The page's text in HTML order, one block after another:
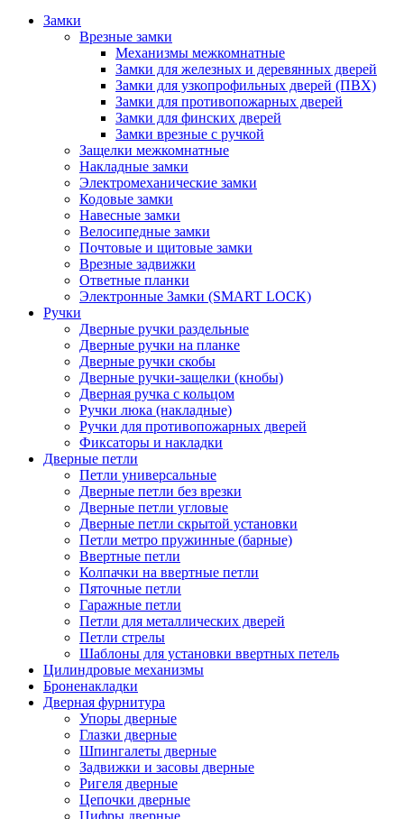
Замки
Врезные замки
Механизмы межкомнатные
Замки для железных и деревянных дверей
Замки для узкопрофильных дверей (ПВХ)
Замки для противопожарных дверей
Замки для финских дверей
Замки врезные с ручкой
Защелки межкомнатные
Накладные замки
Электромеханические замки
Кодовые замки
Навесные замки
Велосипедные замки
Почтовые и щитовые замки
Врезные задвижки
Ответные планки
Электронные Замки (SMART LOCK)
Ручки
Дверные ручки раздельные
Дверные ручки на планке
Дверные ручки скобы
Дверные ручки-защелки (кнобы)
Дверная ручка с кольцом
Ручки люка (накладные)
Ручки для противопожарных дверей
Фиксаторы и накладки
Дверные петли
Петли универсальные
Дверные петли без врезки
Дверные петли угловые
Дверные петли скрытой установки
Петли метро пружинные (барные)
Ввертные петли
Колпачки на ввертные петли
Пяточные петли
Гаражные петли
Петли для металлических дверей
Петли стрелы
Шаблоны для установки ввертных петель
Цилиндровые механизмы
Броненакладки
Дверная фурнитура
Упоры дверные
Глазки дверные
Шпингалеты дверные
Задвижки и засовы дверные
Ригеля дверные
Цепочки дверные
Цифры дверные